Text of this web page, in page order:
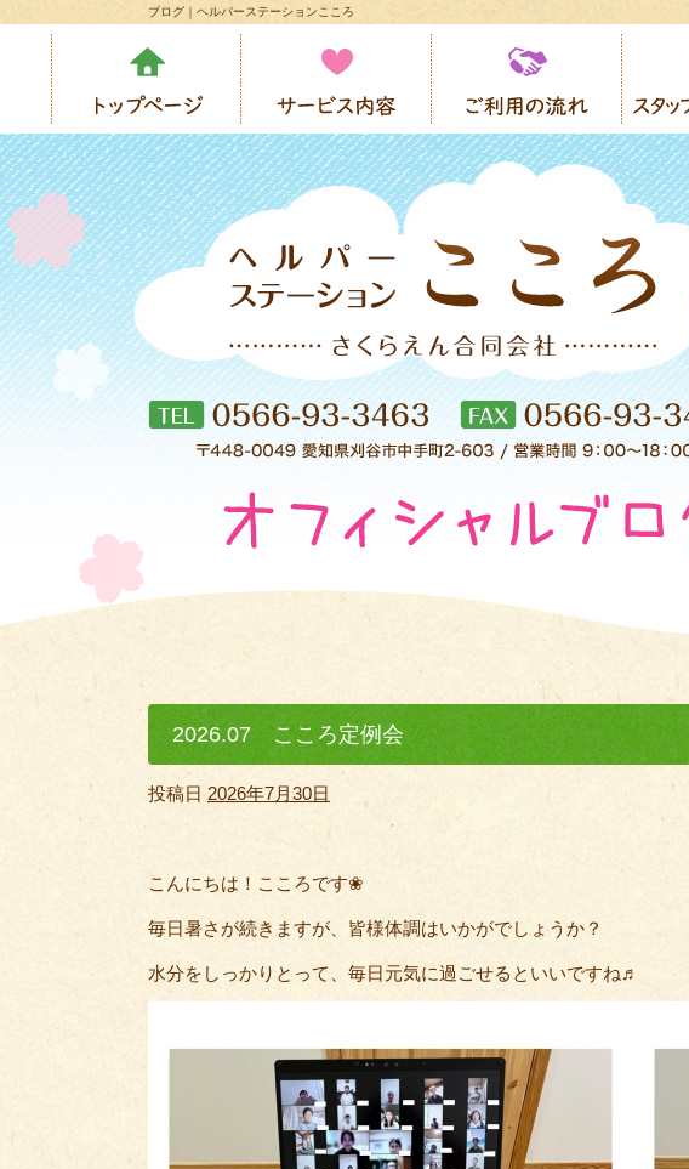
ブログ｜ヘルパーステーションこころ
2026.07 こころ定例会
投稿日 2026年7月30日
こんにちは！こころです❀
毎日暑さが続きますが、皆様体調はいかがでしょうか？
水分をしっかりとって、毎日元気に過ごせるといいですね♬